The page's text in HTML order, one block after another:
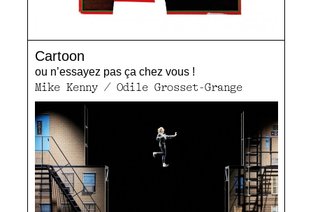
Cartoon
ou n’essayez pas ça chez vous !
Mike Kenny / Odile Grosset-Grange